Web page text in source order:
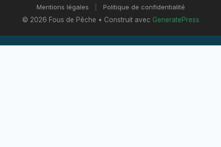
Mentions légales
Politique de confidentialité
© 2026 Fous de Pêche • Construit avec GeneratePress